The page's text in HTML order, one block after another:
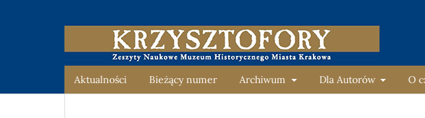
Aktualności Bieżący numer Archiwum Dla Autorów O